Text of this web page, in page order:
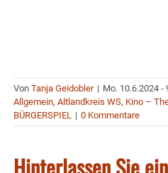
Von Tanja Geidobler | Mo. 10.6.2024 -
Allgemein, Altlandkreis WS, Kino –
BÜRGERSPIEL | 0 Kommentare